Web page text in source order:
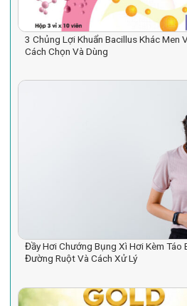
3 Chủng Lợi Khuẩn Bacillus Khác Men
Cách Chọn Và Dùng
Đầy Hơi Chướng Bụng Xì Hơi Kèm Táo
Đường Ruột Và Cách Xử Lý